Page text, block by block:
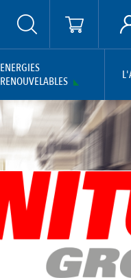
ENERGIES
RENOUVELABLES